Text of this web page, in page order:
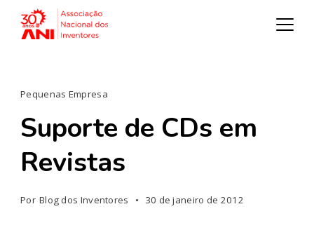
Pequenas Empresa
Suporte de CDs em
Revistas
Por Blog dos Inventores 30 de janeiro de 2012